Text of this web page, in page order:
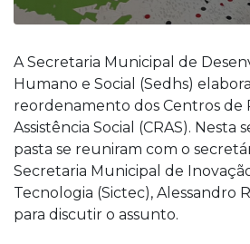
A Secretaria Municipal de
Humano e Social (Sedhs)
reordenamento dos Centros de
Assistência Social (CRAS). Nesta
pasta se reuniram com o
Secretaria Municipal de
Tecnologia (Sictec), Alessandro
para discutir o assunto.